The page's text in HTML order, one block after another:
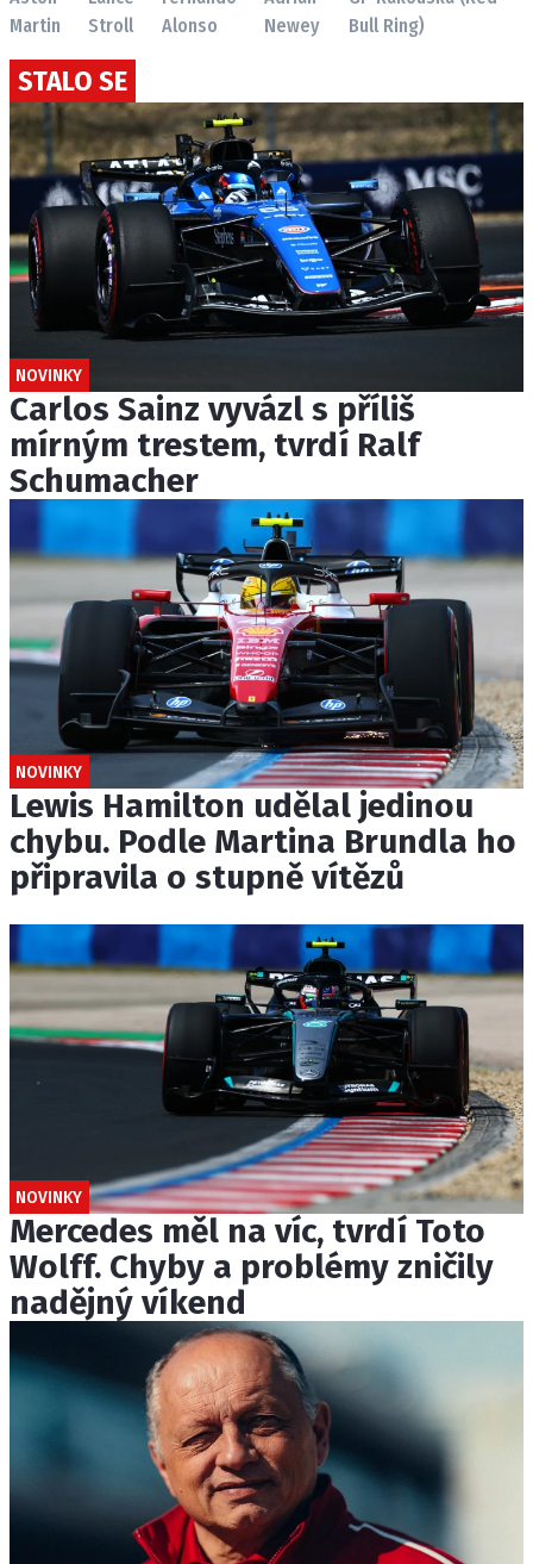
Martin
Stroll
Alonso
Newey
Bull Ring)
STALO SE
NOVINKY
Carlos Sainz vyvázl s příliš
mírným trestem, tvrdí Ralf
Schumacher
NOVINKY
Lewis Hamilton udělal jedinou
chybu. Podle Martina Brundla ho
připravila o stupně vítězů
NOVINKY
Mercedes měl na víc, tvrdí Toto
Wolff. Chyby a problémy zničily
nadějný víkend